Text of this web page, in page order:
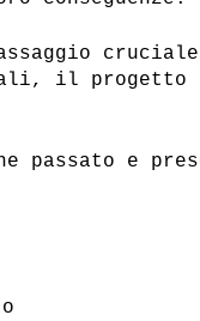
il progetto
passato e